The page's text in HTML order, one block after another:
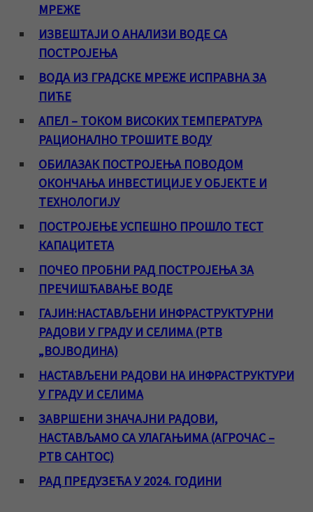
МРЕЖЕ
ИЗВЕШТАЈИ О АНАЛИЗИ ВОДЕ СА
ПОСТРОЈЕЊА
ВОДА ИЗ ГРАДСКЕ МРЕЖЕ ИСПРАВНА ЗА
ПИЋЕ
АПЕЛ – ТОКОМ ВИСОКИХ ТЕМПЕРАТУРА
РАЦИОНАЛНО ТРОШИТЕ ВОДУ
ОБИЛАЗАК ПОСТРОЈЕЊА ПОВОДОМ
ОКОНЧАЊА ИНВЕСТИЦИЈЕ У ОБЈЕКТЕ И
ТЕХНОЛОГИЈУ
ПОСТРОЈЕЊЕ УСПЕШНО ПРОШЛО ТЕСТ
КАПАЦИТЕТА
ПОЧЕО ПРОБНИ РАД ПОСТРОЈЕЊА ЗА
ПРЕЧИШЋАВАЊЕ ВОДЕ
ГАЈИН:НАСТАВЉЕНИ ИНФРАСТРУКТУРНИ
РАДОВИ У ГРАДУ И СЕЛИМА (РТВ
„ВОЈВОДИНА)
НАСТАВЉЕНИ РАДОВИ НА ИНФРАСТРУКТУРИ
У ГРАДУ И СЕЛИМА
ЗАВРШЕНИ ЗНАЧАЈНИ РАДОВИ,
НАСТАВЉАМО СА УЛАГАЊИМА (АГРОЧАС –
РТВ САНТОС)
РАД ПРЕДУЗЕЋА У 2024. ГОДИНИ